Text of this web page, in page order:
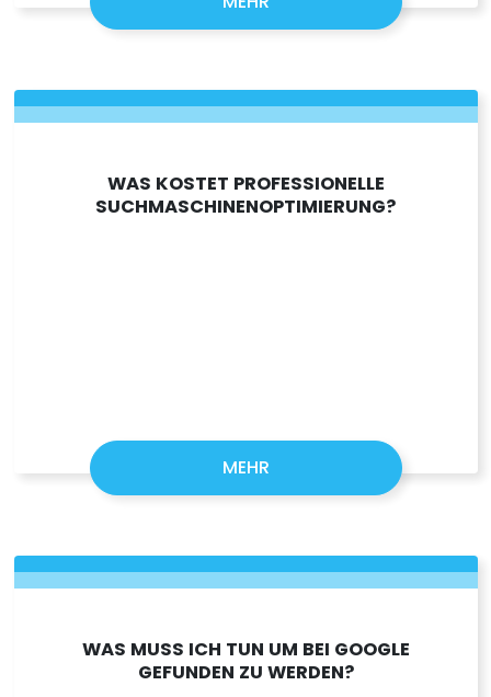
WAS KOSTET PROFESSIONELLE
SUCHMASCHINENOPTIMIERUNG?
MEHR
WAS MUSS ICH TUN UM BEI GOOGLE
GEFUNDEN ZU WERDEN?